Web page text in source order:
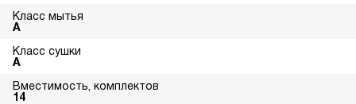
Класс мытья
A
Класс сушки
A
Вместимость, комплектов
14